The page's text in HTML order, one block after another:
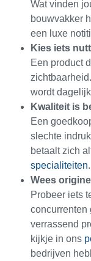
Wat vinden
bouwvakker
een luxe
Kies iets
Een product
wordt
Kwaliteit is
Een
slechte
betaalt zich
specialiteiten.
Wees
Probeer iets
concurrenten
verrassend
kijkje in ons
bedrijven